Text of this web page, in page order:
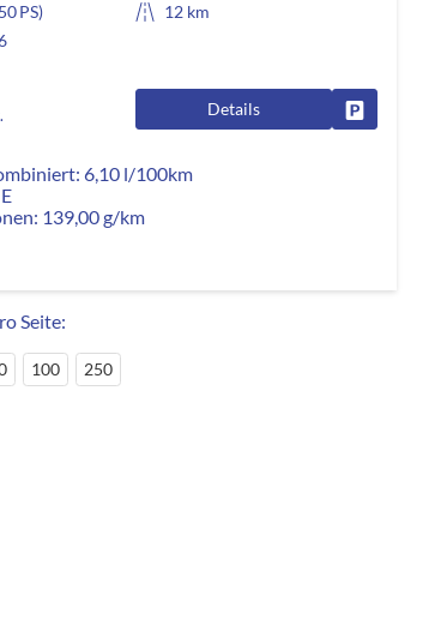
PS)
12 km
Details
6,10 l/100km
E
139,00 g/km
Seite:
100 250